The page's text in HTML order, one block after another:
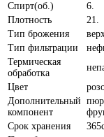
Спирт(об.)
6.
Плотность
21.
Тип брожения
Тип фильтрации
Термическая
обработка
Цвет
Дополнительный
компонент
Срок хранения